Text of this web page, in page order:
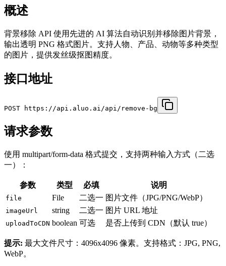
概述
背景移除 API 使用先进的 AI 算法自动识别并移除图片背景，
输出透明 PNG 格式图片。支持人物、产品、动物等多种类型
的图片，提供发丝级抠图精度。
接口地址
POST https://api.aluo.ai/api/remove-bg
请求参数
使用 multipart/form-data 格式提交，支持两种输入方式（二选
一）：
参数 类型 必填 说明
file File 二选一 图片文件（JPG/PNG/WebP）
imageUrl string 二选一 图片 URL 地址
uploadToCDN boolean 可选 是否上传到 CDN（默认 true）
提示: 最大文件尺寸：4096x4096 像素。支持格式：JPG, PNG,
WebP。